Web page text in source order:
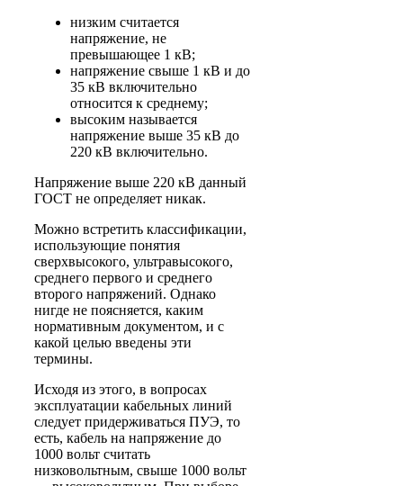
низким считается
напряжение, не
превышающее 1 кВ;
напряжение свыше 1 кВ и до
35 кВ включительно
относится к среднему;
высоким называется
напряжение выше 35 кВ до
220 кВ включительно.
Напряжение выше 220 кВ данный
ГОСТ не определяет никак.
Можно встретить классификации,
использующие понятия
сверхвысокого, ультравысокого,
среднего первого и среднего
второго напряжений. Однако
нигде не поясняется, каким
нормативным документом, и с
какой целью введены эти
термины.
Исходя из этого, в вопросах
эксплуатации кабельных линий
следует придерживаться ПУЭ, то
есть, кабель на напряжение до
1000 вольт считать
низковольтным, свыше 1000 вольт